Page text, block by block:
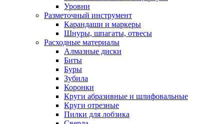
Уровни
Разметочный инструмент
Карандаши и маркеры
Шнуры, шпагаты, отвесы
Расходные материалы
Алмазные диски
Биты
Буры
Зубила
Коронки
Круги абразивные и шлифовальные
Круги отрезные
Пилки для лобзика